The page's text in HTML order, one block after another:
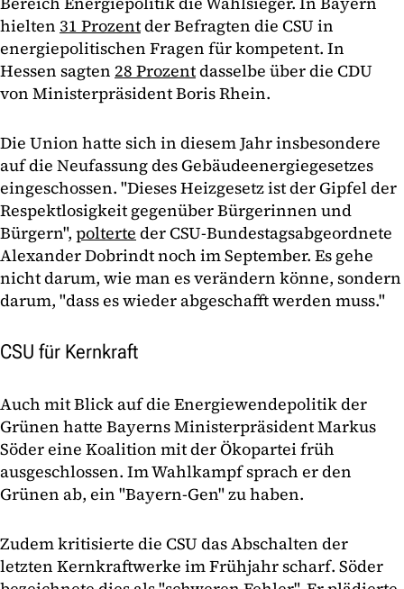
hielten 31 Prozentder Befragten die CSU in
energiepolitischen Fragen für kompetent. In
Hessen sagten 28 Prozentdasselbe über die CDU
von Ministerpräsident Boris Rhein.
Die Union hatte sich in diesem Jahr insbesondere
auf die Neufassung des Gebäudeenergiegesetzes
eingeschossen. "Dieses Heizgesetz ist der Gipfel der
Respektlosigkeit gegenüber Bürgerinnen und
Bürgern", polterte der CSU-Bundestagsabgeordnete
Alexander Dobrindt noch im September. Es gehe
nicht darum, wie man es verändern könne, sondern
darum, "dass es wieder abgeschafft werden muss."
CSU für Kernkraft
Auch mit Blick auf die Energiewendepolitik der
Grünen hatte Bayerns Ministerpräsident Markus
Söder eine Koalition mit der Ökopartei früh
ausgeschlossen. Im Wahlkampf sprach er den
Grünen ab, ein "Bayern-Gen" zu haben.
Zudem kritisierte die CSU das Abschalten der
letzten Kernkraftwerke im Frühjahr scharf. Söder